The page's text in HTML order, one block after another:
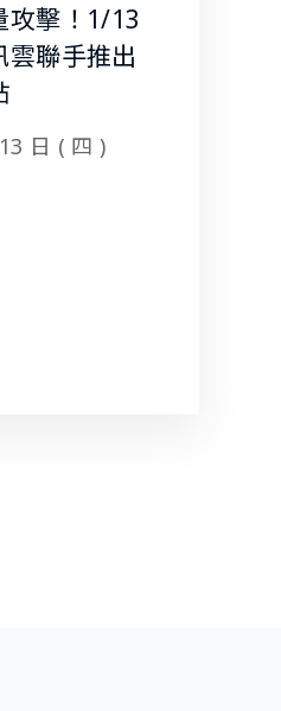
攻擊！1/13
聯手推出
日 ( 四 )